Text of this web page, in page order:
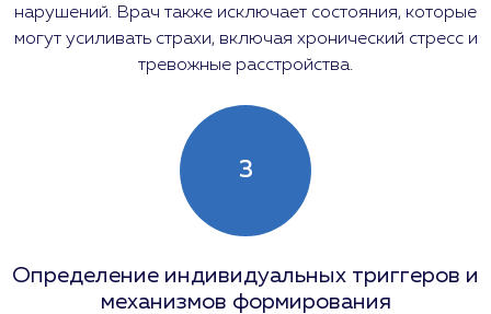
нарушений. Врач также исключает состояния, которые
могут усиливать страхи, включая хронический стресс и
тревожные расстройства.
3
Определение индивидуальных триггеров и
механизмов формирования